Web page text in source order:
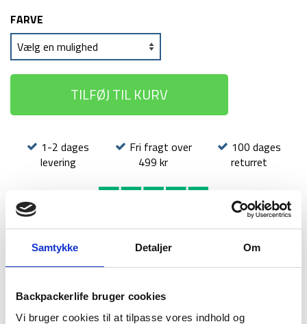
Samtykke Detaljer Om
Backpackerlife bruger cookies
Vi bruger cookies til at tilpasse vores indhold og
FARVE
TILFØJ TIL KURV
1-2 dages
levering
Fri fragt over
499 kr
100 dages
returret
BESKRIVELSE
YDERLIGERE INFORMATION
BRAND